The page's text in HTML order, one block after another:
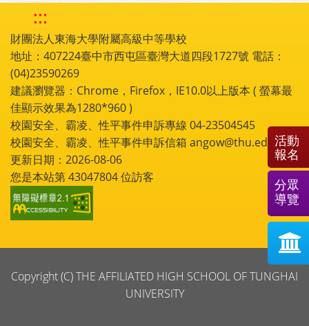
:::
財團法人東海大學附屬高級中等學校
地址：407224臺中市西屯區臺灣大道四段1727號 電話：
(04)23590269
建議瀏覽器：Chrome，Firefox，IE10.0以上版本 ( 螢幕最
佳顯示效果為1280*960 )
校園安全、霸凌、性平事件申訴專線 04-23504545
校園安全、霸凌、性平事件申訴信箱 angow@thu.edu.tw
更新日期：2026-08-06
您是本站第43047804位訪客
Copyright (C) THE AFFILIATED HIGH SCHOOL OF TUNGHAI
UNIVERSITY
活動
報名
分眾
導覽